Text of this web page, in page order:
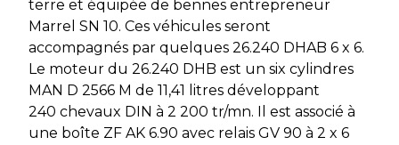
terre et équipée de bennes entrepreneur
Marrel SN 10. Ces véhicules seront
accompagnés par quelques 26.240 DHAB 6 x 6.
Le moteur du 26.240 DHB est un six cylindres
MAN D 2566 M de 11,41 litres développant
240 chevaux DIN à 2 200 tr/mn. Il est associé à
une boîte ZF AK 6.90 avec relais GV 90 à 2 x 6